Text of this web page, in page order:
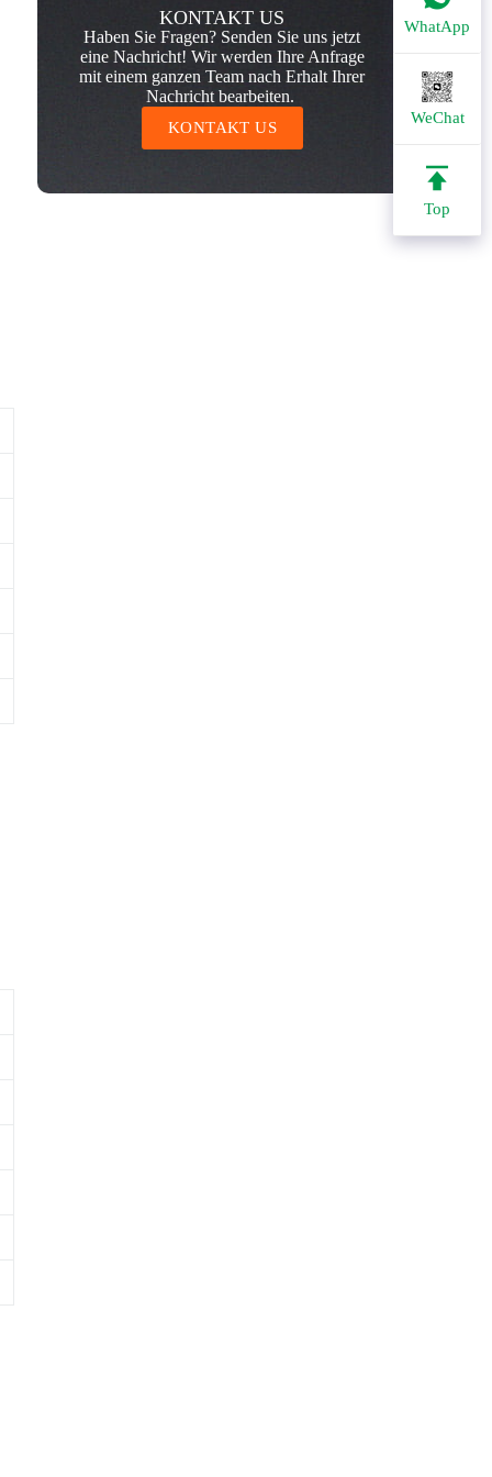
WhatApp
WeChat
Top
KONTAKT US
Haben Sie Fragen? Senden Sie uns jetzt
eine Nachricht! Wir werden Ihre Anfrage
mit einem ganzen Team nach Erhalt Ihrer
Nachricht bearbeiten.
KONTAKT US